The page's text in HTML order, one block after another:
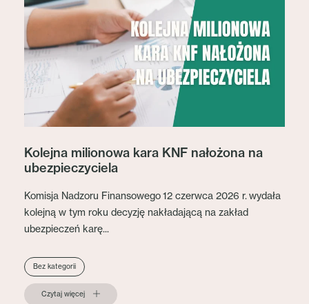
Kolejna milionowa kara KNF nałożona na
ubezpieczyciela
Komisja Nadzoru Finansowego 12 czerwca 2026 r. wydała
kolejną w tym roku decyzję nakładającą na zakład
ubezpieczeń karę...
Bez kategorii
Czytaj więcej